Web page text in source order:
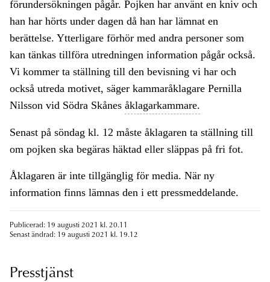
förundersökningen pågår. Pojken har använt en kniv och
han har hörts under dagen då han har lämnat en
berättelse. Ytterligare förhör med andra personer som
kan tänkas tillföra utredningen information pågår också.
Vi kommer ta ställning till den bevisning vi har och
också utreda motivet, säger kammaråklagare Pernilla
Nilsson vid Södra Skånes åklagarkammare.
Senast på söndag kl. 12 måste åklagaren ta ställning till
om pojken ska begäras häktad eller släppas på fri fot.
Åklagaren är inte tillgänglig för media. När ny
information finns lämnas den i ett pressmeddelande.
Publicerad: 19 augusti 2021 kl. 20.11
Senast ändrad: 19 augusti 2021 kl. 19.12
Presstjänst